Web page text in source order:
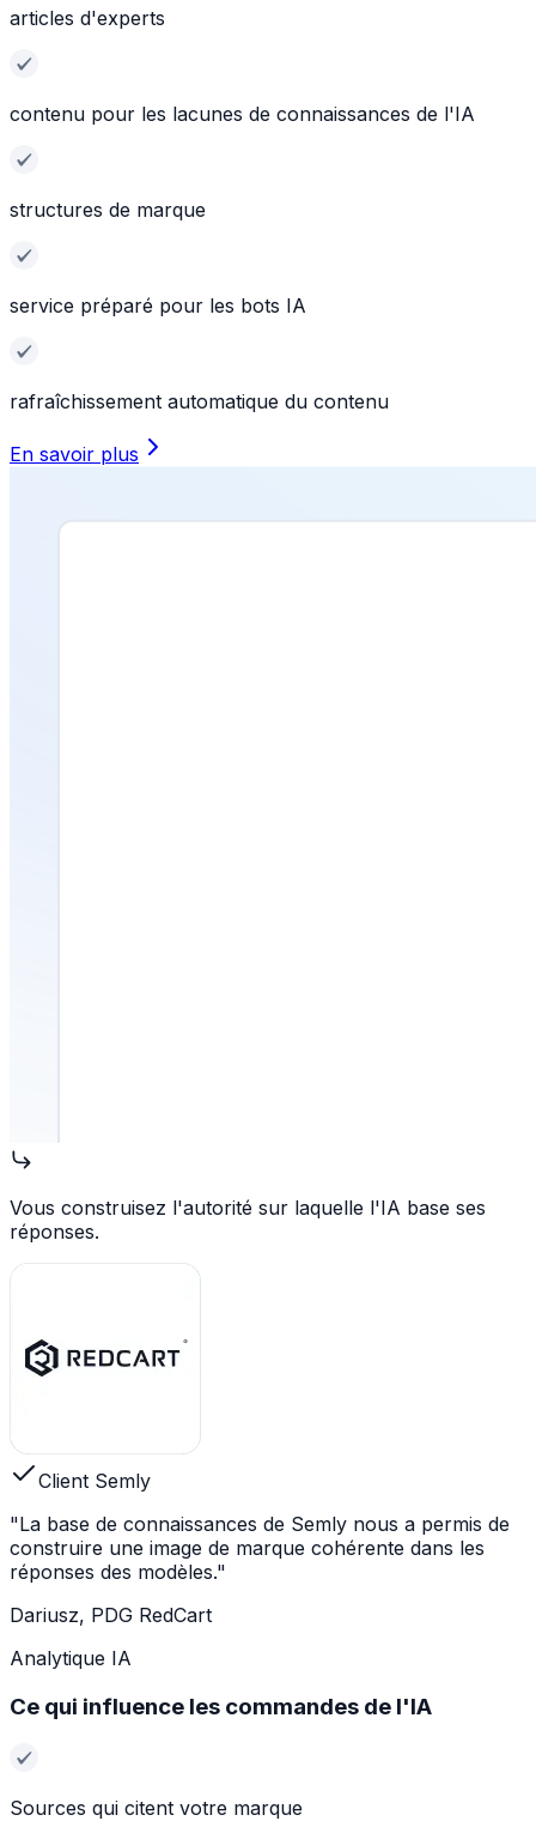
articles d'experts
contenu pour les lacunes de connaissances de l'IA
structures de marque
service préparé pour les bots IA
rafraîchissement automatique du contenu
En savoir plus
Vous construisez l'autorité sur laquelle l'IA base ses
réponses.
Client Semly
"La base de connaissances de Semly nous a permis de
construire une image de marque cohérente dans les
réponses des modèles."
Dariusz, PDG RedCart
Analytique IA
Ce qui influence les commandes de l'IA
Sources qui citent votre marque